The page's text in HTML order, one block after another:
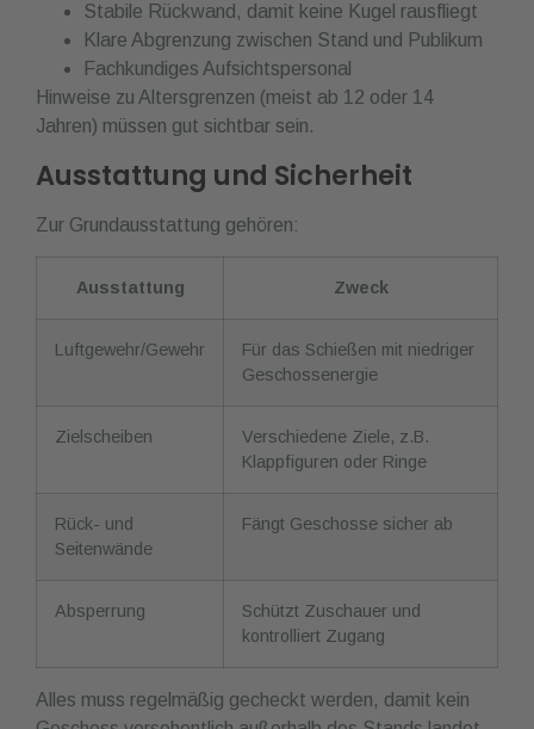
Stabile Rückwand, damit keine Kugel rausfliegt
Klare Abgrenzung zwischen Stand und Publikum
Fachkundiges Aufsichtspersonal
Hinweise zu Altersgrenzen (meist ab 12 oder 14
Jahren) müssen gut sichtbar sein.
Ausstattung und Sicherheit
Zur Grundausstattung gehören:
Ausstattung Zweck
Luftgewehr/Gewehr
Für das Schießen mit niedriger
Geschossenergie
Zielscheiben
Verschiedene Ziele, z.B.
Klappfiguren oder Ringe
Rück- und
Seitenwände
Fängt Geschosse sicher ab
Absperrung
Schützt Zuschauer und
kontrolliert Zugang
Alles muss regelmäßig gecheckt werden, damit kein